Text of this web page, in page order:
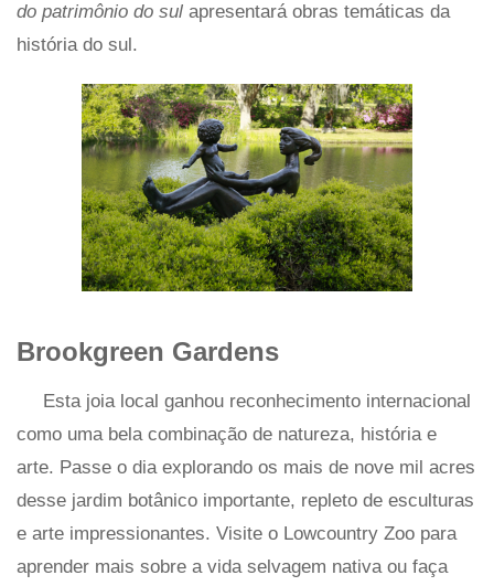
do patrimônio do sul apresentará obras temáticas da
história do sul.
Brookgreen Gardens
Esta joia local ganhou reconhecimento internacional
como uma bela combinação de natureza, história e
arte. Passe o dia explorando os mais de nove mil acres
desse jardim botânico importante, repleto de esculturas
e arte impressionantes. Visite o Lowcountry Zoo para
aprender mais sobre a vida selvagem nativa ou faça